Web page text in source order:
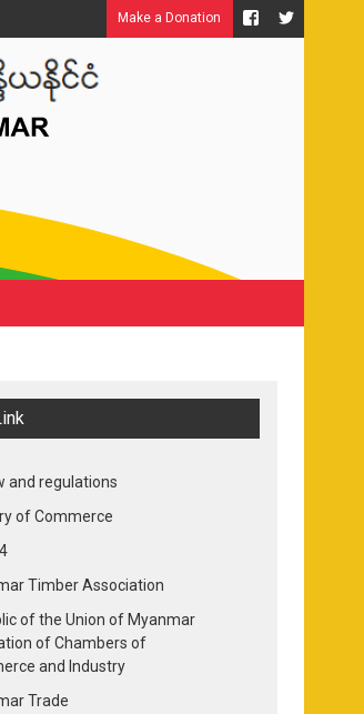
Make a Donation
and regulations
of Commerce
Timber Association
of the Union of Myanmar
of Chambers of
and Industry
Trade